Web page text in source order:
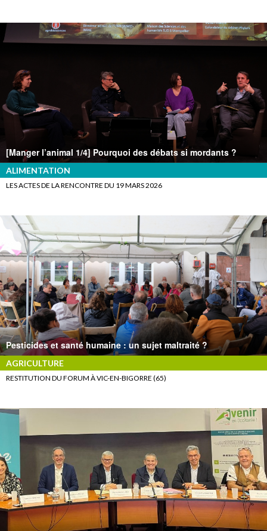
[Manger l’animal 1/4] Pourquoi des débats si mordants ?
ALIMENTATION
LES ACTES DE LA RENCONTRE DU 19 MARS 2026
Pesticides et santé humaine : un sujet maltraité ?
AGRICULTURE
RESTITUTION DU FORUM À VIC-EN-BIGORRE (65)